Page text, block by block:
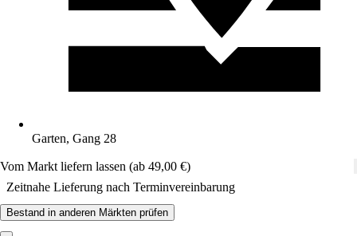
Garten, Gang 28
Vom Markt liefern lassen (ab 49,00 €)
Zeitnahe Lieferung nach Terminvereinbarung
Bestand in anderen Märkten prüfen